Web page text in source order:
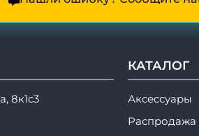
8к1с3
КАТАЛОГ
Аксессуары
Распродажа